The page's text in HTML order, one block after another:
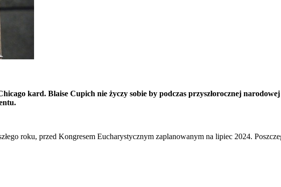
kard. Blaise Cupich nie życzy sobie by podczas przyszłorocznej
roku, przed Kongresem Eucharystycznym zaplanowanym na lipiec 2024.